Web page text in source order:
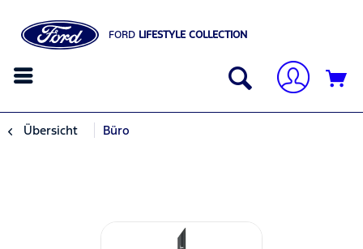
FORD LIFESTYLE COLLECTION
Übersicht Büro